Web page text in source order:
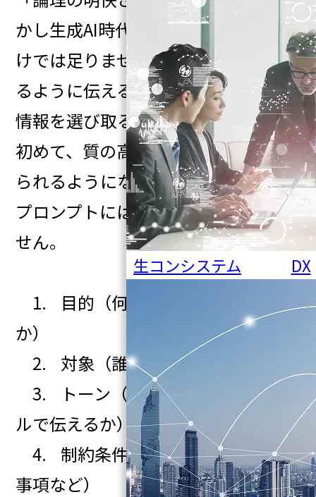
生コンシステム DX
かし生成AI時代の文章力は、それだ
けでは足りません。「AIが理解でき
るように伝える力」と「AIに渡すべき
情報を選び取る力」この2つが揃って
初めて、質の高いアウトプットを得
られるようになります。
プロンプトには次の4要素が欠かせま
せん。
1. 目的（何のためにAIを使うの
か）
2. 対象（誰に向けて出力するか）
3. トーン（どんな雰囲気・スタイ
ルで伝えるか）
4. 制約条件（文字数・形式・禁止
事項など）